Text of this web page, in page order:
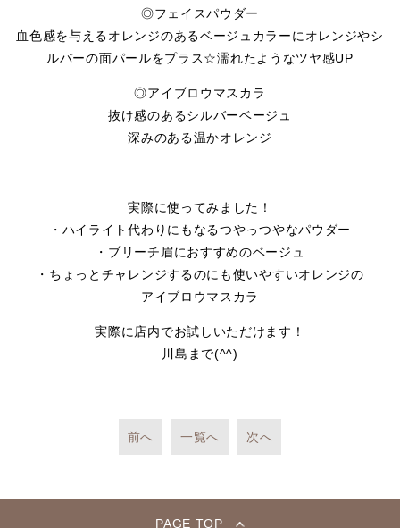
◎フェイスパウダー
血色感を与えるオレンジのあるベージュカラーにオレンジやシ
ルバーの面パールをプラス☆濡れたようなツヤ感UP
◎アイブロウマスカラ
抜け感のあるシルバーベージュ
深みのある温かオレンジ
実際に使ってみました！
・ハイライト代わりにもなるつやっつやなパウダー
・ブリーチ眉におすすめのベージュ
・ちょっとチャレンジするのにも使いやすいオレンジの
アイブロウマスカラ
実際に店内でお試しいただけます！
川島まで(^^)
前へ 一覧へ 次へ
PAGE TOP